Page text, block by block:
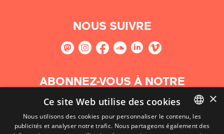
NOUS SUIVRE
ABONNEZ-VOUS À NOTRE
NEWSLETTER
S'abonner
BASQUE
×
Ce site Web utilise des cookies
Nous utilisons des cookies pour personnaliser le contenu, les
publicités et analyser notre trafic. Nous partageons également des